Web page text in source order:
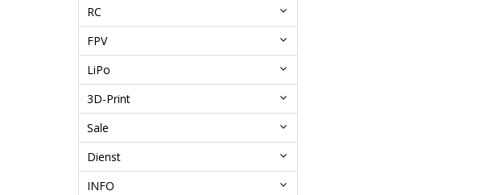
RC
FPV
LiPo
3D-Print
Sale
Dienst
INFO